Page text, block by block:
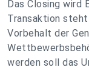
Das Closing wird
Transaktion
Vorbehalt der
werden soll das